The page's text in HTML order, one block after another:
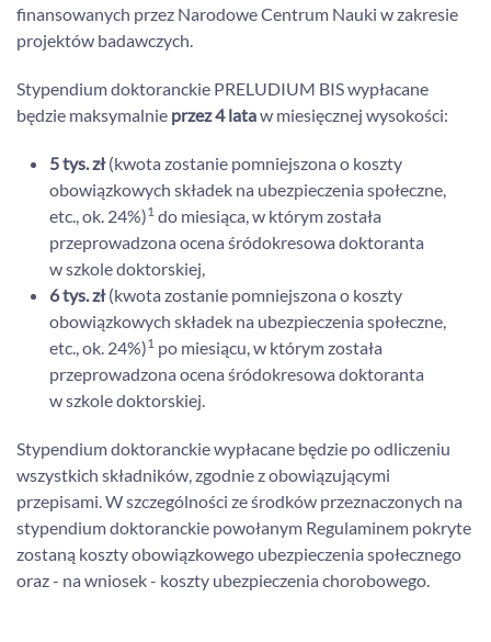
finansowanych przez Narodowe Centrum Nauki w zakresie
projektów badawczych.
Stypendium doktoranckie PRELUDIUM BIS wypłacane
będzie maksymalnie przez 4 lataw miesięcznej wysokości:
5 tys. zł(kwota zostanie pomniejszona o koszty
obowiązkowych składek na ubezpieczenia społeczne,
etc., ok. 24%)1 do miesiąca, w którym została
przeprowadzona ocena śródokresowa doktoranta
w szkole doktorskiej,
6 tys. zł(kwota zostanie pomniejszona o koszty
obowiązkowych składek na ubezpieczenia społeczne,
etc., ok. 24%)1 po miesiącu, w którym została
przeprowadzona ocena śródokresowa doktoranta
w szkole doktorskiej.
Stypendium doktoranckie wypłacane będzie po odliczeniu
wszystkich składników, zgodnie z obowiązującymi
przepisami. W szczególności ze środków przeznaczonych na
stypendium doktoranckie powołanym Regulaminem pokryte
zostaną koszty obowiązkowego ubezpieczenia społecznego
oraz - na wniosek - koszty ubezpieczenia chorobowego.